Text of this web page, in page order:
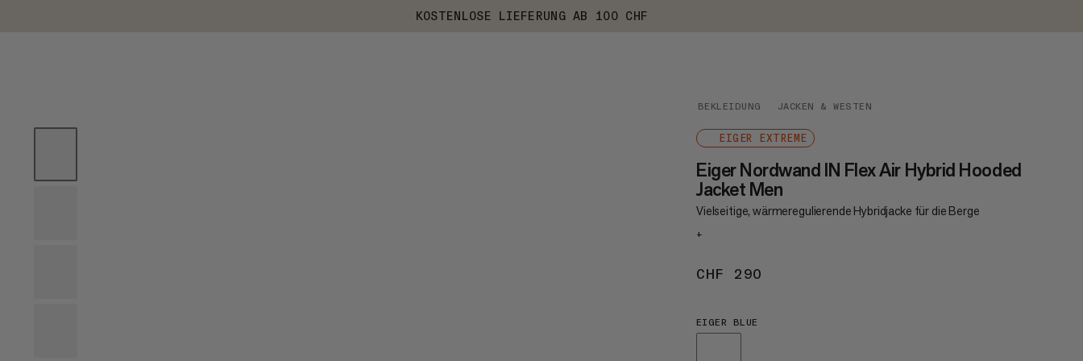
KOSTENLOSE LIEFERUNG AB 100 CHF
BEKLEIDUNG JACKEN & WESTEN
EIGER EXTREME
Eiger Nordwand IN Flex Air Hybrid Hooded
Jacket Men
Vielseitige, wärmeregulierende Hybridjacke für die Berge
+
CHF 290
EIGER BLUE